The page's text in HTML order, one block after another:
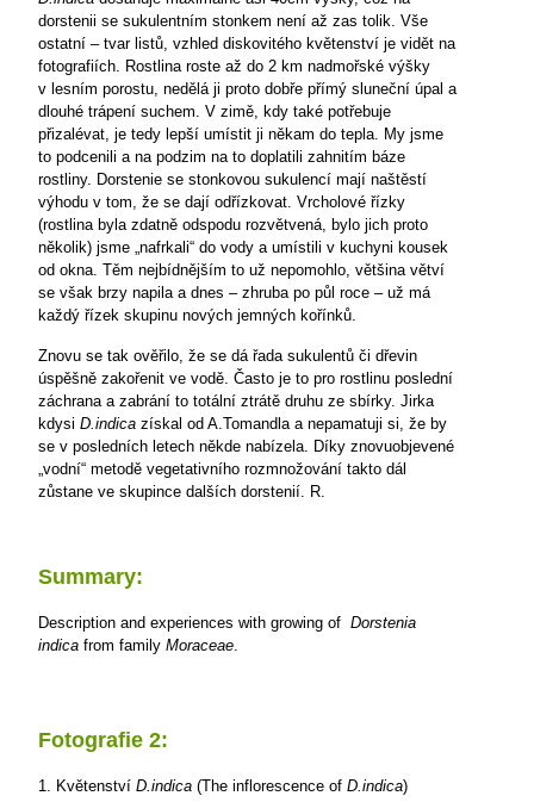
dorstenii se sukulentním stonkem není až zas tolik. Vše
ostatní – tvar listů, vzhled diskovitého květenství je vidět na
fotografiích. Rostlina roste až do 2 km nadmořské výšky
v lesním porostu, nedělá ji proto dobře přímý sluneční úpal a
dlouhé trápení suchem. V zimě, kdy také potřebuje
přizalévat, je tedy lepší umístit ji někam do tepla. My jsme
to podcenili a na podzim na to doplatili zahnitím báze
rostliny. Dorstenie se stonkovou sukulencí mají naštěstí
výhodu v tom, že se dají odřízkovat. Vrcholové řízky
(rostlina byla zdatně odspodu rozvětvená, bylo jich proto
několik) jsme „nafrkali“ do vody a umístili v kuchyni kousek
od okna. Těm nejbídnějším to už nepomohlo, většina větví
se však brzy napila a dnes – zhruba po půl roce – už má
každý řízek skupinu nových jemných kořínků.
Znovu se tak ověřilo, že se dá řada sukulentů či dřevin
úspěšně zakořenit ve vodě. Často je to pro rostlinu poslední
záchrana a zabrání to totální ztrátě druhu ze sbírky. Jirka
kdysi D.indica získal od A.Tomandla a nepamatuji si, že by
se v posledních letech někde nabízela. Díky znovuobjevené
„vodní“ metodě vegetativního rozmnožování takto dál
zůstane ve skupince dalších dorstenií. R.
Summary:
Description and experiences with growing of Dorstenia
indica from family Moraceae.
Fotografie 2:
1. Květenství D.indica (The inflorescence of D.indica)